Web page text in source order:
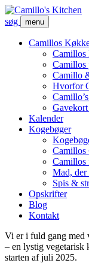
søg menu
Camillos
Camillos
Camillos
Camillo
Hvorfor
Kalender
Kogebøger
Camillos
Camillos
Mad, der
Spis &
Opskrifter
Blog
Kontakt
Vi er i fuld gang med
– en lystig vegetarisk
starten af juli 2025.